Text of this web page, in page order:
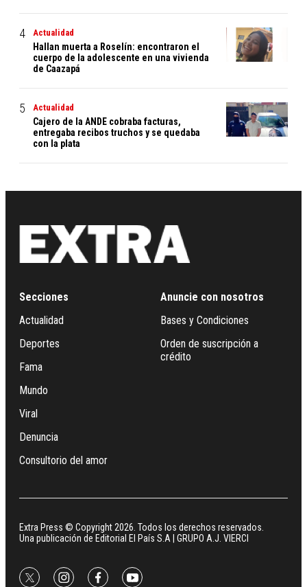
Actualidad
Hallan muerta a Roselín: encontraron el
cuerpo de la adolescente en una vivienda
de Caazapá
Actualidad
Cajero de la ANDE cobraba facturas,
entregaba recibos truchos y se quedaba
con la plata
Secciones
Actualidad
Deportes
Fama
Mundo
Viral
Denuncia
Consultorio del amor
Anuncie con nosotros
Bases y Condiciones
Orden de suscripción a
crédito
Extra Press © Copyright 2026. Todos los derechos reservados.
Una publicación de Editorial El País S.A | GRUPO A.J. VIERCI
twitterinstagramfacebookyoutube